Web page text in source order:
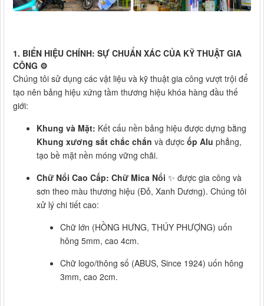
1. BIỂN HIỆU CHÍNH: SỰ CHUẨN XÁC CỦA KỸ THUẬT GIA
CÔNG ⚙️
Chúng tôi sử dụng các vật liệu và kỹ thuật gia công vượt trội để
tạo nên bảng hiệu xứng tầm thương hiệu khóa hàng đầu thế
giới:
Khung và Mặt: Kết cấu nền bảng hiệu được dựng bằng
Khung xương sắt chắc chắn và được ốp Alu phẳng,
tạo bề mặt nền móng vững chãi.
Chữ Nổi Cao Cấp: Chữ Mica Nổi ✨ được gia công và
sơn theo màu thương hiệu (Đỏ, Xanh Dương). Chúng tôi
xử lý chi tiết cao:
Chữ lớn (HỒNG HƯNG, THÚY PHƯỢNG) uốn
hông 5mm, cao 4cm.
Chữ logo/thông số (ABUS, Since 1924) uốn hông
3mm, cao 2cm.